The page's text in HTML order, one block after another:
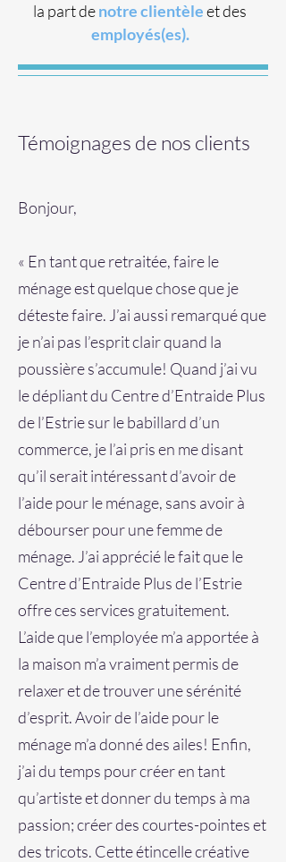
la part denotre clientèleet des
employés(es).
Témoignages de nos clients
Bonjour,
« En tant que retraitée, faire le
ménage est quelque chose que je
déteste faire. J’ai aussi remarqué que
je n’ai pas l’esprit clair quand la
poussière s’accumule! Quand j’ai vu
le dépliant du Centre d’Entraide Plus
de l’Estrie sur le babillard d’un
commerce, je l’ai pris en me disant
qu’il serait intéressant d’avoir de
l’aide pour le ménage, sans avoir à
débourser pour une femme de
ménage. J’ai apprécié le fait que le
Centre d’Entraide Plus de l’Estrie
offre ces services gratuitement.
L’aide que l’employée m’a apportée à
la maison m’a vraiment permis de
relaxer et de trouver une sérénité
d’esprit. Avoir de l’aide pour le
ménage m’a donné des ailes! Enfin,
j’ai du temps pour créer en tant
qu’artiste et donner du temps à ma
passion; créer des courtes-pointes et
des tricots. Cette étincelle créative